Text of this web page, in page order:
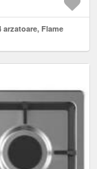
arzatoare, Flame